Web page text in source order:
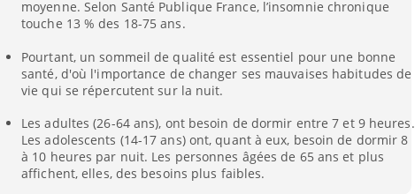
moyenne. Selon Santé Publique France, l’insomnie chronique
touche 13 % des 18-75 ans.
Pourtant, un sommeil de qualité est essentiel pour une bonne
santé, d'où l'importance de changer ses mauvaises habitudes de
vie qui se répercutent sur la nuit.
Les adultes (26-64 ans), ont besoin de dormir entre 7 et 9 heures.
Les adolescents (14-17 ans) ont, quant à eux, besoin de dormir 8
à 10 heures par nuit. Les personnes âgées de 65 ans et plus
affichent, elles, des besoins plus faibles.